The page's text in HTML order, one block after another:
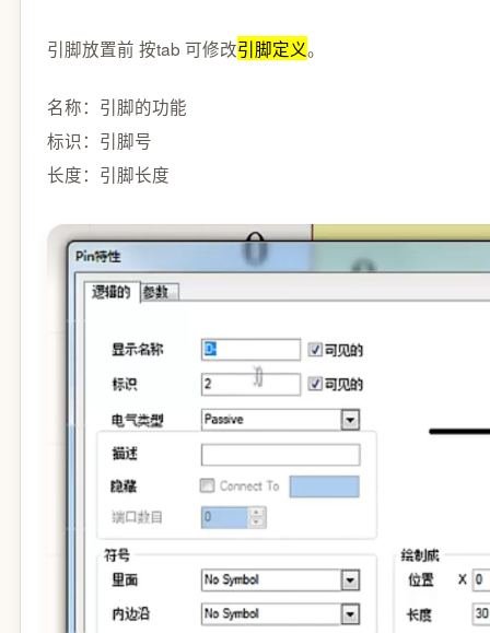
引脚放置前 按tab 可修改引脚定义。
名称：引脚的功能
标识：引脚号